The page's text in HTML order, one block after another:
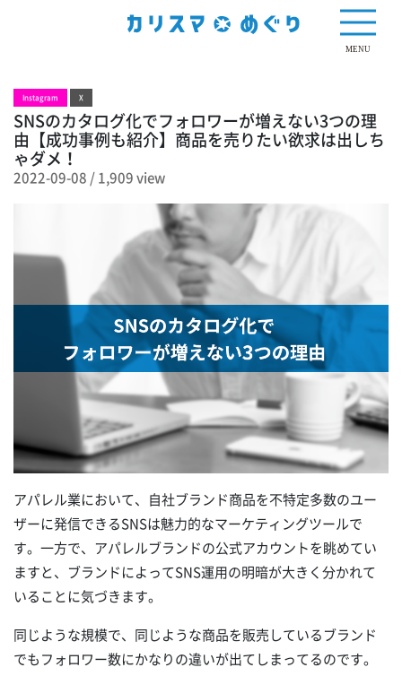
MENU
Instagram X
SNSのカタログ化でフォロワーが増えない3つの理
由【成功事例も紹介】商品を売りたい欲求は出しち
ゃダメ！
2022-09-08 /1,909 view
アパレル業において、自社ブランド商品を不特定多数のユー
ザーに発信できるSNSは魅力的なマーケティングツールで
す。一方で、アパレルブランドの公式アカウントを眺めてい
ますと、ブランドによってSNS運用の明暗が大きく分かれて
いることに気づきます。
同じような規模で、同じような商品を販売しているブランド
でもフォロワー数にかなりの違いが出てしまってるのです。